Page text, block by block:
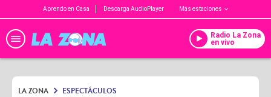
Aprendo en Casa Descarga AudioPlayer Más estaciones
Radio La Zona
en vivo
LA ZONA ESPECTÁCULOS